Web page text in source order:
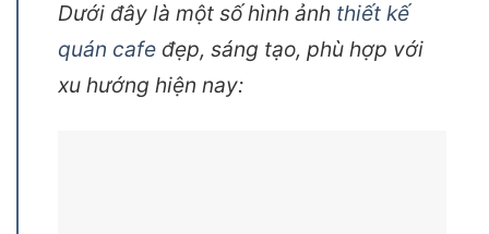
cafe tiêu biểu, thể hiện rõ phong cách,
sự sáng tạo và tính chuyên nghiệp của
các đơn vị thi công tại Quận 12: